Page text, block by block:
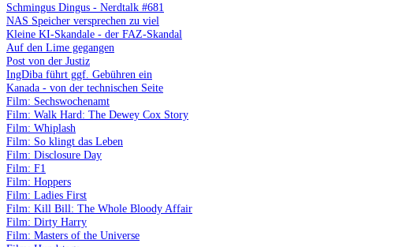
Schmingus Dingus - Nerdtalk #681
NAS Speicher versprechen zu viel
Kleine KI-Skandale - der FAZ-Skandal
Auf den Lime gegangen
Post von der Justiz
IngDiba führt ggf. Gebühren ein
Kanada - von der technischen Seite
Film: Sechswochenamt
Film: Walk Hard: The Dewey Cox Story
Film: Whiplash
Film: So klingt das Leben
Film: Disclosure Day
Film: F1
Film: Hoppers
Film: Ladies First
Film: Kill Bill: The Whole Bloody Affair
Film: Dirty Harry
Film: Masters of the Universe